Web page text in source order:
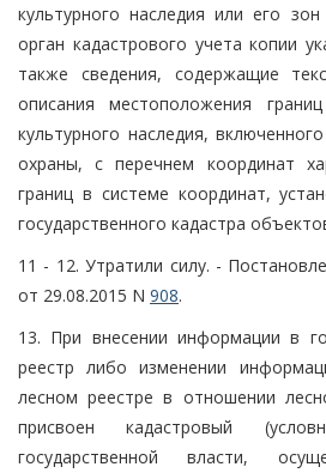
культурного наследия или его
орган кадастрового учета копии
также сведения, содержащие
описания местоположения
культурного наследия,
охраны, с перечнем координат
границ в системе координат,
государственного кадастра
11 - 12. Утратили силу. -
от 29.08.2015 N 908.
13. При внесении информации в
реестр либо изменении
лесном реестре в отношении
присвоен кадастровый
государственной власти,